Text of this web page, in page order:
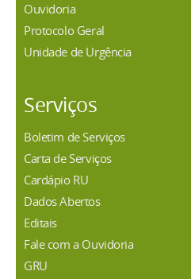
Ouvidoria
Protocolo Geral
Unidade de Urgência
Serviços
Boletim de Serviços
Carta de Serviços
Cardápio RU
Dados Abertos
Editais
Fale com a Ouvidoria
GRU